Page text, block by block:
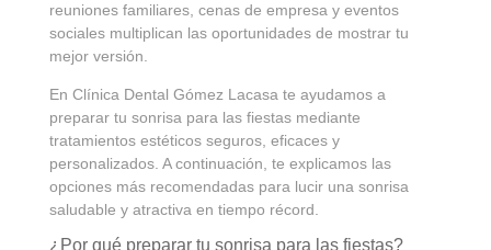
reuniones familiares, cenas de empresa y eventos
sociales multiplican las oportunidades de mostrar tu
mejor versión.
En Clínica Dental Gómez Lacasa te ayudamos a
preparar tu sonrisa para las fiestas mediante
tratamientos estéticos seguros, eficaces y
personalizados. A continuación, te explicamos las
opciones más recomendadas para lucir una sonrisa
saludable y atractiva en tiempo récord.
¿Por qué preparar tu sonrisa para las fiestas?